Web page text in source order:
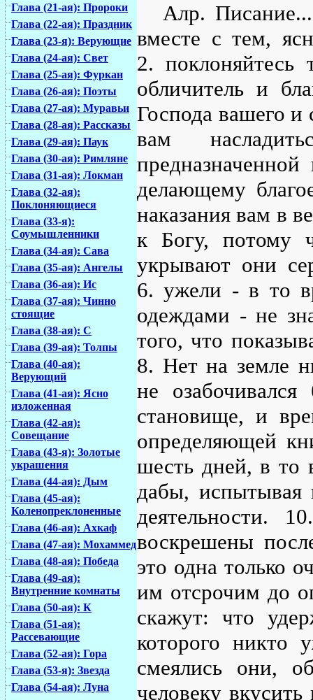
Глава (21-ая): Пророки
Глава (22-ая): Праздник
Глава (23-я): Верующие
Глава (24-ая): Свет
Глава (25-ая): Фуркан
Глава (26-ая): Поэты
Глава (27-ая): Муравьи
Глава (28-ая): Рассказы
Глава (29-ая): Паук
Глава (30-ая): Римляне
Глава (31-ая): Локман
Глава (32-ая):
Поклоняющиеся
Глава (33-я):
Соумышленники
Глава (34-ая): Сава
Глава (35-ая): Ангелы
Глава (36-ая): Ис
Глава (37-ая): Чинно
стоящие
Глава (38-ая): С
Глава (39-ая): Толпы
Глава (40-ая):
Верующий
Глава (41-ая): Ясно
изложенная
Глава (42-ая):
Совещание
Глава (43-я): Золотые
украшения
Глава (44-ая): Дым
Глава (45-ая):
Коленопреклоненные
Глава (46-ая): Ахкаф
Глава (47-ая): Мохаммед
Глава (48-ая): Победа
Глава (49-ая):
Внутренние комнаты
Глава (50-ая): К
Глава (51-ая):
Рассевающие
Глава (52-ая): Гора
Глава (53-я): Звезда
Глава (54-ая): Луна
Алр.
вместе с тем,
2.
обличитель и
Господа вашего и
вам
делающему
наказания вам в
к Богу, потому
укрывают они
6. ужели - в то
одеждами - не
того, что
8. Нет на земле
не
становище, и
определяющей
шесть дней, в то
дабы, испытывая
деятельности.
воскрешены
это одна только
им отсрочим до
скажут: что
которого никто
смеялись они,
человеку